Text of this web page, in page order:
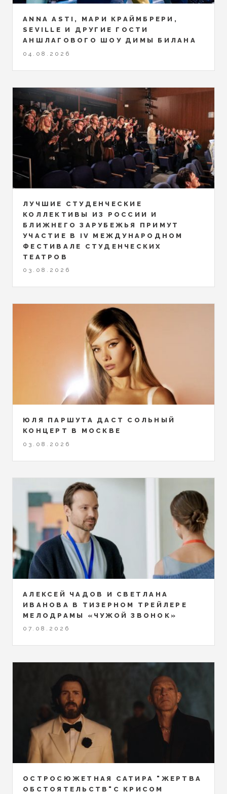
ANNA ASTI, МАРИ КРАЙМБРЕРИ,
SEVILLE И ДРУГИЕ ГОСТИ
АНШЛАГОВОГО ШОУ ДИМЫ БИЛАНА
04.08.2026
ЛУЧШИЕ СТУДЕНЧЕСКИЕ
КОЛЛЕКТИВЫ ИЗ РОССИИ И
БЛИЖНЕГО ЗАРУБЕЖЬЯ ПРИМУТ
УЧАСТИЕ В IV МЕЖДУНАРОДНОМ
ФЕСТИВАЛЕ СТУДЕНЧЕСКИХ
ТЕАТРОВ
03.08.2026
ЮЛЯ ПАРШУТА ДАСТ СОЛЬНЫЙ
КОНЦЕРТ В МОСКВЕ
03.08.2026
АЛЕКСЕЙ ЧАДОВ И СВЕТЛАНА
ИВАНОВА В ТИЗЕРНОМ ТРЕЙЛЕРЕ
МЕЛОДРАМЫ «ЧУЖОЙ ЗВОНОК»
07.08.2026
ОСТРОСЮЖЕТНАЯ САТИРА "ЖЕРТВА
ОБСТОЯТЕЛЬСТВ"С КРИСОМ